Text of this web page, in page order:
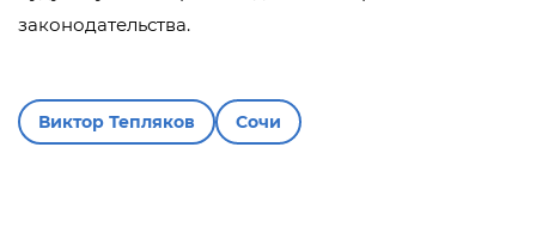
законодательства.
Виктор Тепляков Сочи